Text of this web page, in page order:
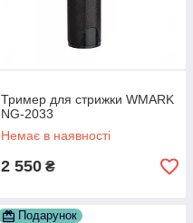
Тример для стрижки WMARK
NG-2033
Немає в наявності
2 550 ₴
Подарунок